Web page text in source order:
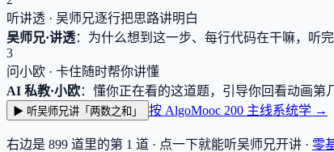
听讲透 · 吴师兄逐行把思路讲明白
吴师兄·讲透：为什么想到这一步、每行代码在干嘛，听完
3
问小欧 · 卡住随时帮你讲懂
AI 私教·小欧：懂你正在看的这道题，引导你回看动画第
▶ 听吴师兄讲「两数之和」 按 AlgoMooc 200 主线系统学 →
右边是 899 道里的第 1 道 · 点一下就能听吴师兄开讲 · 零